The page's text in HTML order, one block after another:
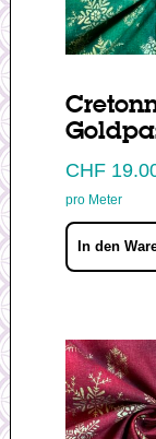
CHF
pro Meter
In den